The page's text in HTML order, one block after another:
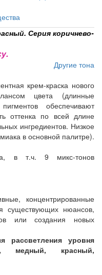
Серия коричнево-
Другие тона
крем-краска нового
цвета (длинные
обеспечивают
оттенка по всей длине
ингредиентов. Низкое
в основной палитре).
в т.ч. 9 микс-тонов
концентрированные
существующих нюансов,
или создания новых
рассветления уровня
медный, красный,